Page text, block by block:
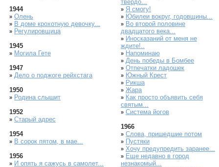
1944
» Олень
» В доме крохотную девочку...
» Регулировщица
1945
» Могила Гете
1947
» Дело о поджоге рейхстага
1950
» Родина слышит
1952
» Старый адрес
1954
» В сорок пятом, в мае...
1956
» И опять я сажусь в самолет...
твердо...
» Я смогу!
» Юбилеи вокруг, годовщины...
» Во второй половине
двадцатого века...
» Иносказаний от меня не
ждите!..
» Напоминаю
» День победы в Бомбее
» Отпечатки ладошек
» Южный Крест
» Рикша
» Жара
» Как просто объявить себя
святым...
» Система йогов
1966
» Слова, пришедшие потом
» Пустяки
» Хочу предупредить заранее...
» Еще недавно в город
незнакомый...